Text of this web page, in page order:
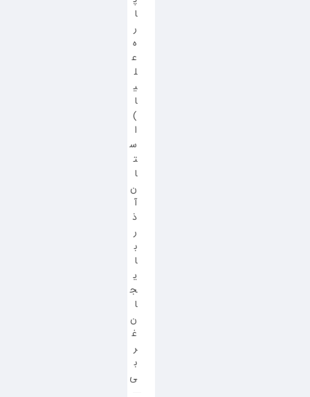
ا
ر
ه
ع
ل
ی
ا
)
ا
س
ت
ا
ن
آ
ذ
ر
ب
ا
ی
ج
ا
ن
غ
ر
ب
ی